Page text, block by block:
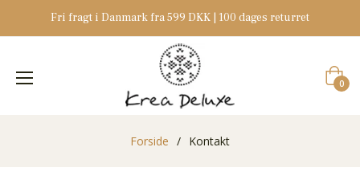
Fri fragt i Danmark fra 599 DKK | 100 dages returret
0
Forside / Kontakt